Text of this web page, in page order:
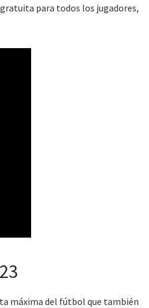
para todos los jugadores,
máxima del fútbol que también